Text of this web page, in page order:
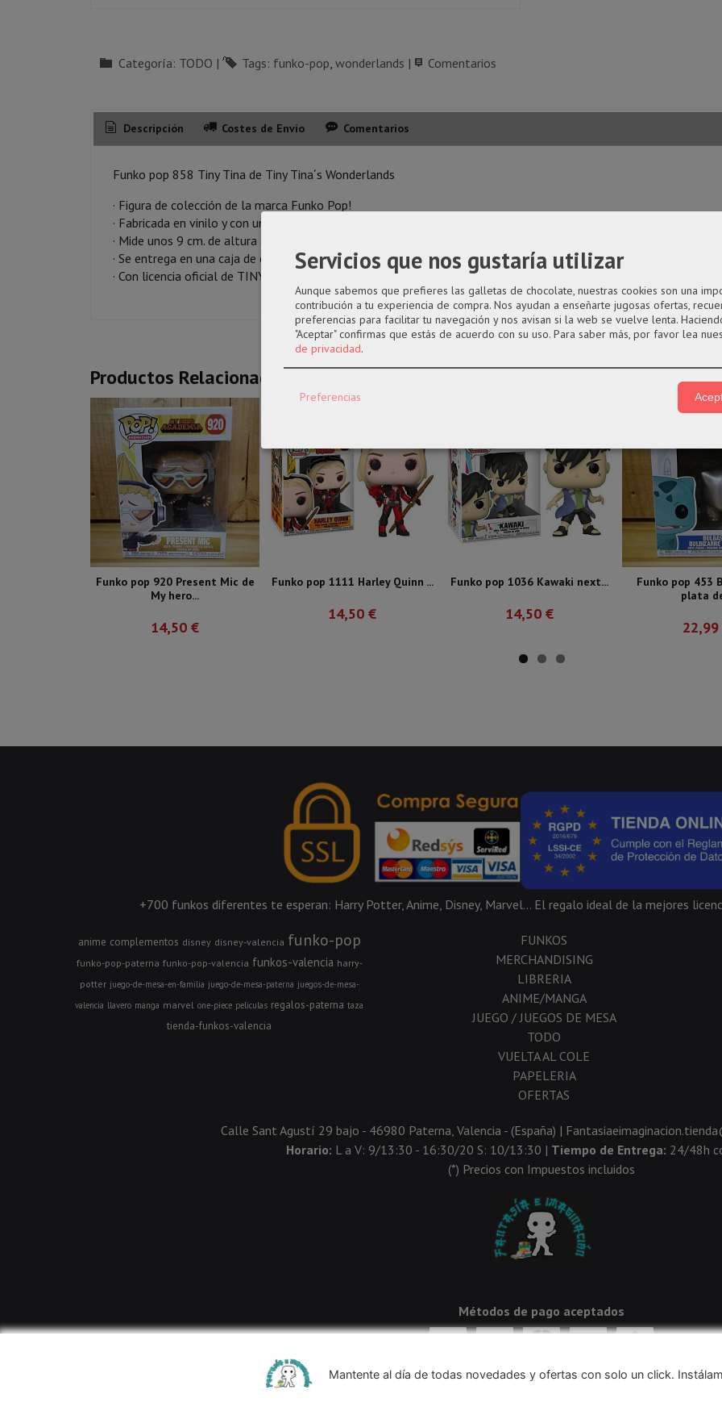
Categoría: TODO | Tags: funko-pop wonderlands | Comentarios
Descripción Costes de Envío Comentarios
Funko pop 858 Tiny Tina de Tiny Tina´s Wonderlands
· Figura de colección de la marca Funko Pop!
· Fabricada en vinilo y con una cabeza de tamaño desproporcionado como principal rasgo distintivo.
· Mide unos 9 cm. de altura aproximada.
· Se entrega en una caja de cartón y plástico rígido transparente.
· Con licencia oficial de TINY TINA´S WONDERLANDS
Productos Relacionados
Funko pop 920 Present Mic de
My hero...
14,50 €
Funko pop 1111 Harley Quinn ...
14,50 €
Funko pop 1036 Kawaki next...
14,50 €
Funko pop 453
plata
+700 funkos diferentes te esperan: Harry Potter, Anime, Disney, Marvel... El regalo ideal de la mejores
anime complementos disney disney-valencia funko-pop
funko-pop-paterna funko-pop-valencia funkos-valencia harry-
potter juego-de-mesa-en-familia juego-de-mesa-paterna juegos-de-mesa-
valencia llavero manga marvel one-piece peliculas regalos-paterna taza
tienda-funkos-valencia
FUNKOS
MERCHANDISING
LIBRERIA
ANIME/MANGA
JUEGO / JUEGOS DE MESA
TODO
VUELTA AL COLE
PAPELERIA
OFERTAS
Calle Sant Agustí 29 bajo - 46980 Paterna, Valencia - (España) |
Horario: L a V: 9/13:30 - 16:30/20 S: 10/13:30 | Tiempo de Entrega: 24/48h
(*) Precios con Impuestos incluidos
Métodos de pago aceptados
Mantente al día de todas novedades y ofertas con solo un click.
Servicios que nos gustaría utilizar
Aunque sabemos que prefieres las galletas de chocolate, nuestras cookies son una
contribución a tu experiencia de compra. Nos ayudan a enseñarte jugosas ofertas,
preferencias para facilitar tu navegación y nos avisan si la web se vuelve lenta.
"Aceptar" confirmas que estás de acuerdo con su uso. Para saber más, por favor lea
de privacidad.
Preferencias